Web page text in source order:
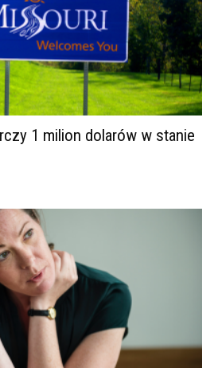
1 milion dolarów w stanie